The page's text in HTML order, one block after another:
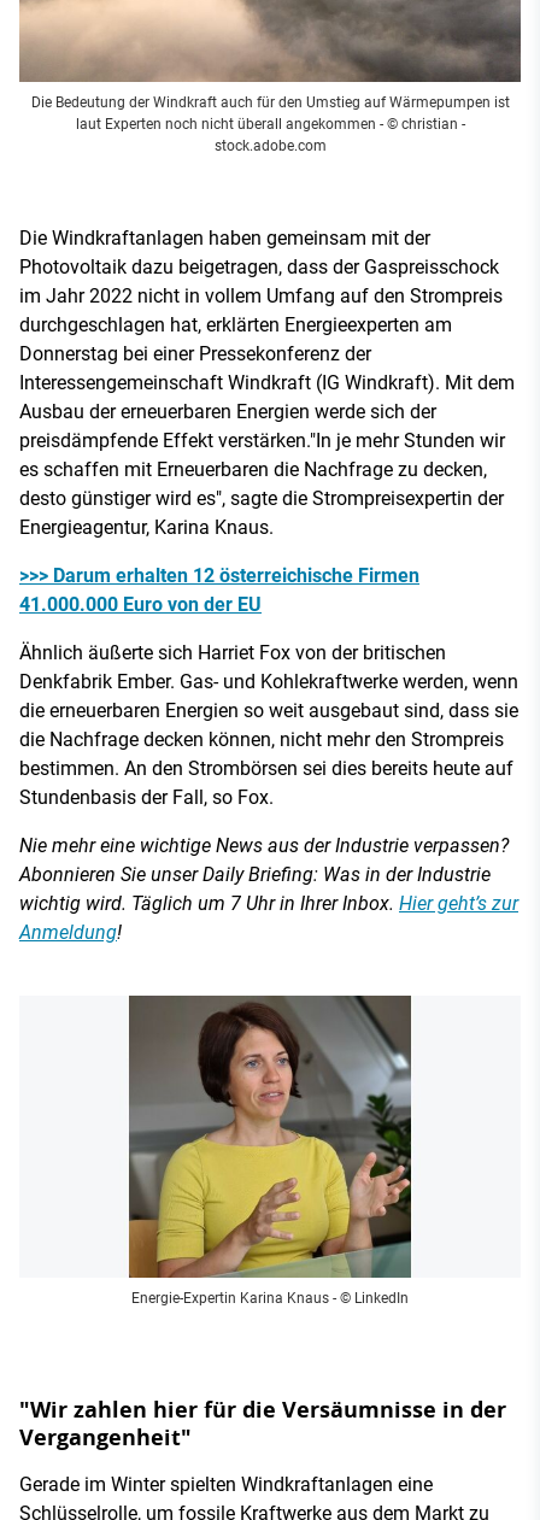
Die Bedeutung der Windkraft auch für den Umstieg auf Wärmepumpen ist
laut Experten noch nicht überall angekommen - © christian -
stock.adobe.com
Die Windkraftanlagen haben gemeinsam mit der
Photovoltaik dazu beigetragen, dass der Gaspreisschock
im Jahr 2022 nicht in vollem Umfang auf den Strompreis
durchgeschlagen hat, erklärten Energieexperten am
Donnerstag bei einer Pressekonferenz der
Interessengemeinschaft Windkraft (IG Windkraft). Mit dem
Ausbau der erneuerbaren Energien werde sich der
preisdämpfende Effekt verstärken."In je mehr Stunden wir
es schaffen mit Erneuerbaren die Nachfrage zu decken,
desto günstiger wird es", sagte die Strompreisexpertin der
Energieagentur, Karina Knaus.
>>> Darum erhalten 12 österreichische Firmen
41.000.000 Euro von der EU
Ähnlich äußerte sich Harriet Fox von der britischen
Denkfabrik Ember. Gas- und Kohlekraftwerke werden, wenn
die erneuerbaren Energien so weit ausgebaut sind, dass sie
die Nachfrage decken können, nicht mehr den Strompreis
bestimmen. An den Strombörsen sei dies bereits heute auf
Stundenbasis der Fall, so Fox.
Nie mehr eine wichtige News aus der Industrie verpassen?
Abonnieren Sie unser Daily Briefing: Was in der Industrie
wichtig wird. Täglich um 7 Uhr in Ihrer Inbox. Hier geht’s zur
Anmeldung!
Energie-Expertin Karina Knaus - © LinkedIn
"Wir zahlen hier für die Versäumnisse in der
Vergangenheit"
Gerade im Winter spielten Windkraftanlagen eine
Schlüsselrolle, um fossile Kraftwerke aus dem Markt zu